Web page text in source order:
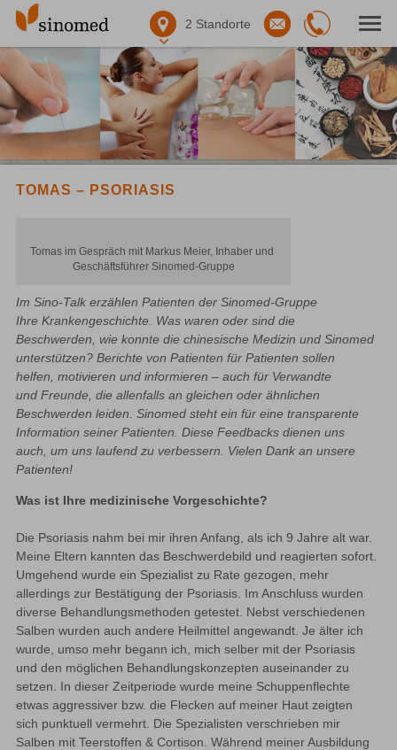
2 Standorte
TOMAS – PSORIASIS
Tomas im Gespräch mit Markus Meier, Inhaber und
Geschäftsführer Sinomed-Gruppe
Im Sino-Talk erzählen Patienten der Sinomed-Gruppe
Ihre Krankengeschichte. Was waren oder sind die
Beschwerden, wie konnte die chinesische Medizin und Sinomed
unterstützen? Berichte von Patienten für Patienten sollen
helfen, motivieren und informieren – auch für Verwandte
und Freunde, die allenfalls an gleichen oder ähnlichen
Beschwerden leiden. Sinomed steht ein für eine transparente
Information seiner Patienten. Diese Feedbacks dienen uns
auch, um uns laufend zu verbessern. Vielen Dank an unsere
Patienten!
Was ist Ihre medizinische Vorgeschichte?
Die Psoriasis nahm bei mir ihren Anfang, als ich 9 Jahre alt war.
Meine Eltern kannten das Beschwerdebild und reagierten sofort.
Umgehend wurde ein Spezialist zu Rate gezogen, mehr
allerdings zur Bestätigung der Psoriasis. Im Anschluss wurden
diverse Behandlungsmethoden getestet. Nebst verschiedenen
Salben wurden auch andere Heilmittel angewandt. Je älter ich
wurde, umso mehr begann ich, mich selber mit der Psoriasis
und den möglichen Behandlungskonzepten auseinander zu
setzen. In dieser Zeitperiode wurde meine Schuppenflechte
etwas aggressiver bzw. die Flecken auf meiner Haut zeigten
sich punktuell vermehrt. Die Spezialisten verschrieben mir
Salben mit Teerstoffen & Cortison. Während meiner Ausbildung